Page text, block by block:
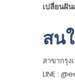
เปลี่ยนฝั
สน
สาขากรุง
LINE :